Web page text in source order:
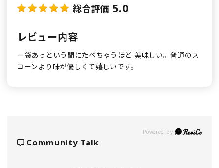
総合評価 5.0
レビュー内容
一袋あっという間にたべちゃうほど 美味しい。普通のス
コーンより味が優しくて嬉しいです。
Powered by
Community Talk